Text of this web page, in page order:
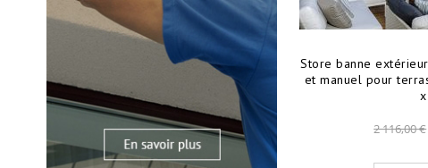
Store banne
et manuel pour
2 116,00 €